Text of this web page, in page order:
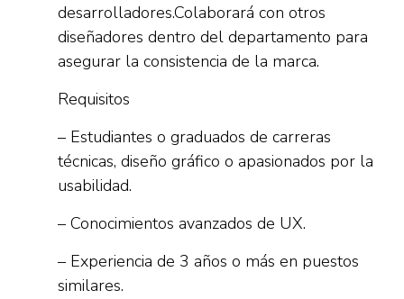
desarrolladores.Colaborará con otros
diseñadores dentro del departamento para
asegurar la consistencia de la marca.
Requisitos
– Estudiantes o graduados de carreras
técnicas, diseño gráfico o apasionados por la
usabilidad.
– Conocimientos avanzados de UX.
– Experiencia de 3 años o más en puestos
similares.